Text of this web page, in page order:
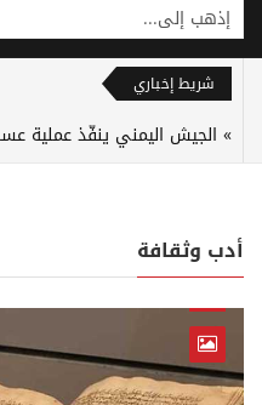
إذهب إلى...
شريط إخباري
الجيش اليمني ينفّذ عملية
أدب وثقافة